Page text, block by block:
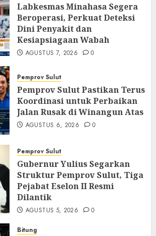
Labkesmas Minahasa Segera
Beroperasi, Perkuat Deteksi
Dini Penyakit dan
Kesiapsiagaan Wabah
AGUSTUS 7, 2026 0
Pemprov Sulut
Pemprov Sulut Pastikan Terus
Koordinasi untuk Perbaikan
Jalan Rusak di Winangun Atas
AGUSTUS 6, 2026 0
Pemprov Sulut
Gubernur Yulius Segarkan
Struktur Pemprov Sulut, Tiga
Pejabat Eselon II Resmi
Dilantik
AGUSTUS 5, 2026 0
Bitung